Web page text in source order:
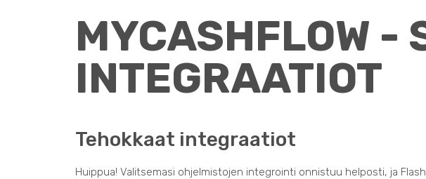
MYCASHFLOW -
INTEGRAATIOT
Tehokkaat integraatiot
Huippua! Valitsemasi ohjelmistojen integrointi onnistuu helposti, ja